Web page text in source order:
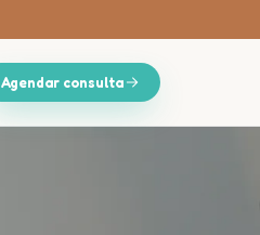
Agendar consulta